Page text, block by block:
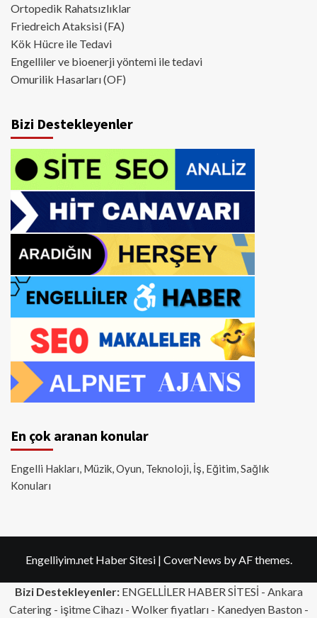
Ortopedik Rahatsızlıklar
Friedreich Ataksisi (FA)
Kök Hücre ile Tedavi
Engelliler ve bioenerji yöntemi ile tedavi
Omurilik Hasarları (OF)
Bizi Destekleyenler
En çok aranan konular
Engelli Hakları, Müzik, Oyun, Teknoloji, İş, Eğitim, Sağlık
Konuları
Engelliyim.net Haber Sitesi | CoverNews by AF themes.
Bizi Destekleyenler:ENGELLİLER HABER SİTESİ - Ankara
Catering- işitme Cihazı - Wolker fiyatları - Kanedyen Baston -